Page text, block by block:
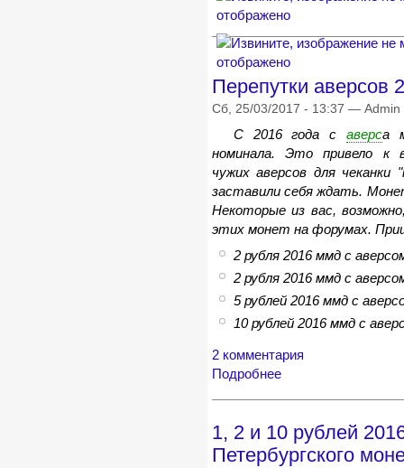
Перепутки аверсов
Сб, 25/03/2017 - 13:37 — Admin
С 2016 года с аверса
номинала. Это привело к
чужих аверсов для
заставили себя ждать.
Некоторые из вас,
этих монет на форумах.
2 рубля 2016 ммд с
2 рубля 2016 ммд с
5 рублей 2016 ммд с
10 рублей 2016 ммд с
2 комментария
Подробнее
1, 2 и 10 рублей
Петербургского